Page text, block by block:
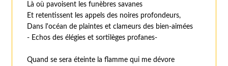
Là où pavoisent les funèbres savanes
Et retentissent les appels des noires profondeurs,
Dans l'océan de plaintes et clameurs des bien-aimées
- Echos des élégies et sortilèges profanes-
Quand se sera éteinte la flamme qui me dévore